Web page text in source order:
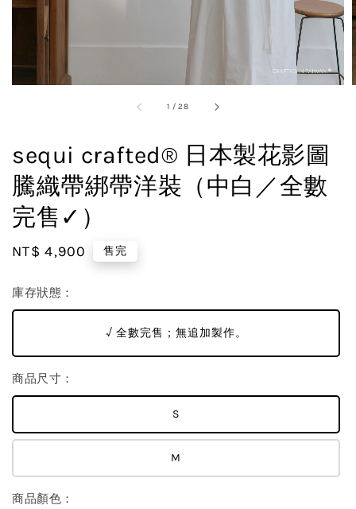
1 /28
sequi crafted® 日本製花影圖
騰織帶綁帶洋裝（中白／全數
完售✓）
Regular
NT$ 4,900 售完
庫存狀態：
√ 全數完售；無追加製作。
商品尺寸：
S
M
商品顏色：